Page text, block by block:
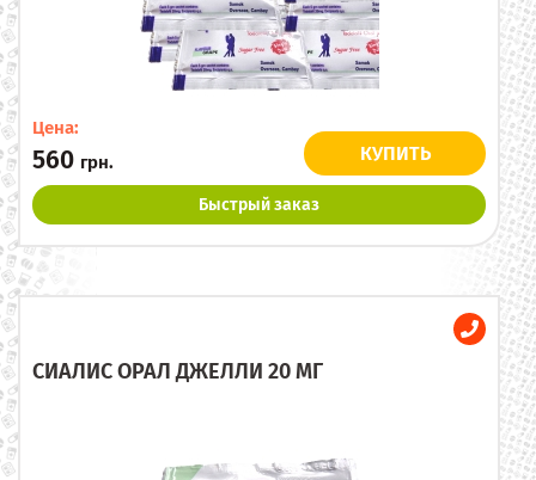
Цена:
560 грн. КУПИТЬ
Быстрый заказ
СИАЛИС ОРАЛ ДЖЕЛЛИ 20 МГ